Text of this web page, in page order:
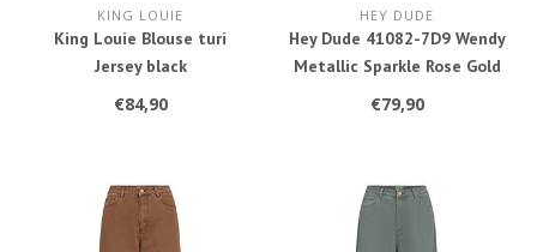
KING LOUIE
King Louie Blouse turi
Jersey black
€84,90
HEY DUDE
Hey Dude 41082-7D9 Wendy
Metallic Sparkle Rose Gold
€79,90